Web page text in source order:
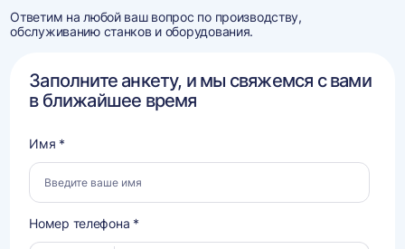
Ответим на любой ваш вопрос по производству,
обслуживанию станков и оборудования.
Заполните анкету, и мы свяжемся с вами
в ближайшее время
Имя *
Номер телефона *